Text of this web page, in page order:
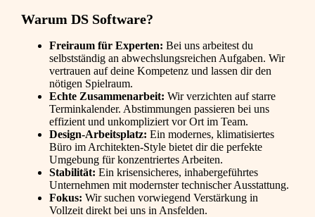
Warum DS Software?
Freiraum für Experten: Bei uns arbeitest du
selbstständig an abwechslungsreichen Aufgaben. Wir
vertrauen auf deine Kompetenz und lassen dir den
nötigen Spielraum.
Echte Zusammenarbeit: Wir verzichten auf starre
Terminkalender. Abstimmungen passieren bei uns
effizient und unkompliziert vor Ort im Team.
Design-Arbeitsplatz: Ein modernes, klimatisiertes
Büro im Architekten-Style bietet dir die perfekte
Umgebung für konzentriertes Arbeiten.
Stabilität: Ein krisensicheres, inhabergeführtes
Unternehmen mit modernster technischer Ausstattung.
Fokus: Wir suchen vorwiegend Verstärkung in
Vollzeit direkt bei uns in Ansfelden.